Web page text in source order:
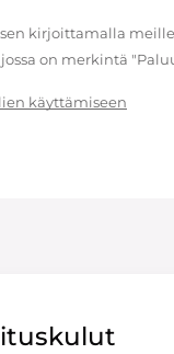
kirjoittamalla
on merkintä
käyttämiseen